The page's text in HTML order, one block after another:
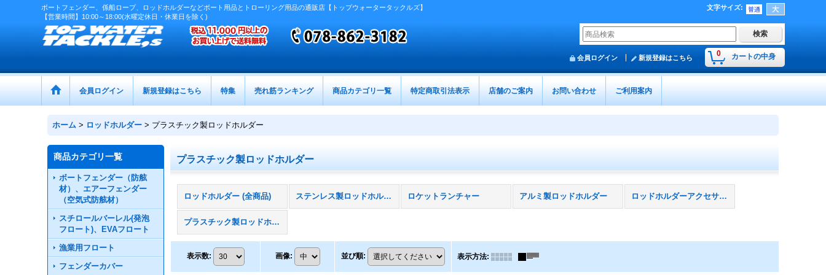
ボートフェンダー、係船ロープ、ロッドホルダーなどボート用品とトローリング用品の通販店【トップウォータータックルズ】
【営業時間】10:00～18:00(水曜定休日・休業日を除く)
文字サイズ:
0 カートの中身
会員ログイン 新規登録はこちら
会員ログイン 新規登録はこちら 特集 売れ筋ランキング 商品カテゴリ一覧 特定商取引法表示 店舗のご案内 お問い合わせ ご利用案内
ホーム > ロッドホルダー > プラスチック製ロッドホルダー
商品カテゴリ一覧
ボートフェンダー（防舷
材）、エアーフェンダー
（空気式防舷材）
スチロールバーレル(発泡
フロート)、EVAフロート
漁業用フロート
フェンダーカバー
プラスチック製ロッドホルダー
ロッドホルダー (全商品) ステンレス製ロッドホルダー ロケットランチャー アルミ製ロッドホルダー ロッドホルダーアクセサリー
プラスチック製ロッドホルダー
表示数: 画像: 並び順: 表示方法: